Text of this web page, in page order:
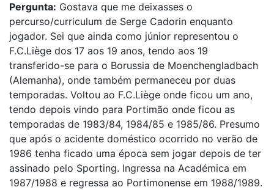
Pergunta: Gostava que me deixasses o
percurso/curriculum de Serge Cadorin enquanto
jogador. Sei que ainda como júnior representou o
F.C.Liège dos 17 aos 19 anos, tendo aos 19
transferido-se para o Borussia de Moenchengladbach
(Alemanha), onde também permaneceu por duas
temporadas. Voltou ao F.C.Liège onde ficou um ano,
tendo depois vindo para Portimão onde ficou as
temporadas de 1983/84, 1984/85 e 1985/86. Presumo
que após o acidente doméstico ocorrido no verão de
1986 tenha ficado uma época sem jogar depois de ter
assinado pelo Sporting. Ingressa na Académica em
1987/1988 e regressa ao Portimonense em 1988/1989.